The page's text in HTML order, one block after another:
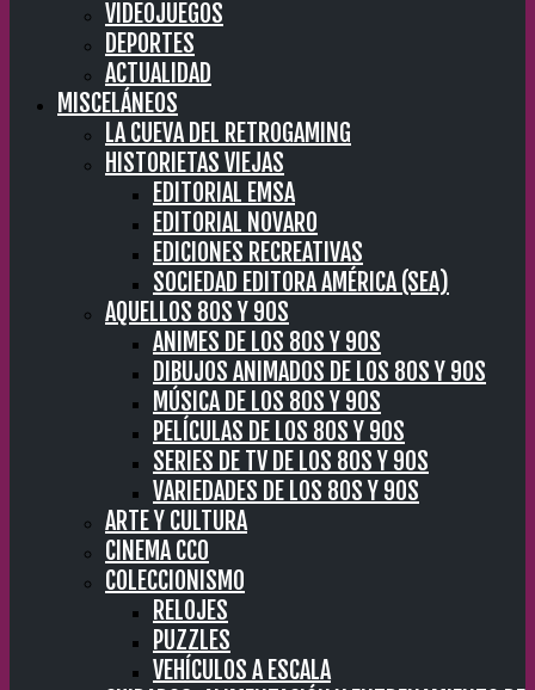
VIDEOJUEGOS
DEPORTES
ACTUALIDAD
MISCELÁNEOS
LA CUEVA DEL RETROGAMING
HISTORIETAS VIEJAS
EDITORIAL EMSA
EDITORIAL NOVARO
EDICIONES RECREATIVAS
SOCIEDAD EDITORA AMÉRICA (SEA)
AQUELLOS 80S Y 90S
ANIMES DE LOS 80S Y 90S
DIBUJOS ANIMADOS DE LOS 80S Y 90S
MÚSICA DE LOS 80S Y 90S
PELÍCULAS DE LOS 80S Y 90S
SERIES DE TV DE LOS 80S Y 90S
VARIEDADES DE LOS 80S Y 90S
ARTE Y CULTURA
CINEMA CC0
COLECCIONISMO
RELOJES
PUZZLES
VEHÍCULOS A ESCALA